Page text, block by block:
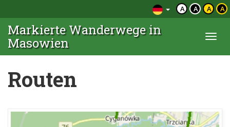
A A A A
Markierte Wanderwege in
Masowien
Routen